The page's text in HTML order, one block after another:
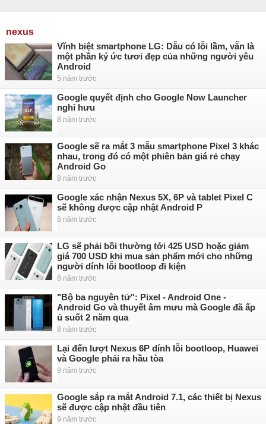
nexus
Vĩnh biệt smartphone LG: Dẫu có lỗi lầm, vẫn là
một phần ký ức tươi đẹp của những người yêu
Android
5 năm trước
Google quyết định cho Google Now Launcher
nghỉ hưu
8 năm trước
Google sẽ ra mắt 3 mẫu smartphone Pixel 3 khác
nhau, trong đó có một phiên bản giá rẻ chạy
Android Go
8 năm trước
Google xác nhận Nexus 5X, 6P và tablet Pixel C
sẽ không được cập nhật Android P
8 năm trước
LG sẽ phải bồi thường tới 425 USD hoặc giảm
giá 700 USD khi mua sản phẩm mới cho những
người dính lỗi bootloop đi kiện
8 năm trước
"Bộ ba nguyên tử": Pixel - Android One -
Android Go và thuyết âm mưu mà Google đã ấp
ủ suốt 2 năm qua
8 năm trước
Lại đến lượt Nexus 6P dính lỗi bootloop, Huawei
và Google phải ra hầu tòa
9 năm trước
Google sắp ra mắt Android 7.1, các thiết bị Nexus
sẽ được cập nhật đầu tiên
9 năm trước